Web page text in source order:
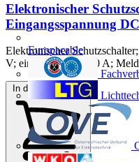
Europacable
Elektronischer
Eingangsspannung
Elektronischer
V; einstellbar 1 … 10 A;
In den Warenkorb